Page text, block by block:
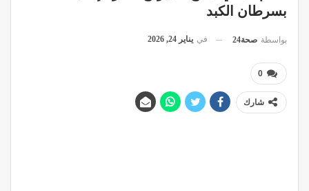
بسرطان الكبد
بواسطة صحة24 في يناير 24, 2026
0
شارك